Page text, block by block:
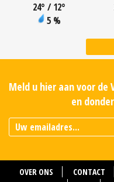
24° / 12°
5 %
Meld u hier aan voor de
en
OVER ONS CONTACT